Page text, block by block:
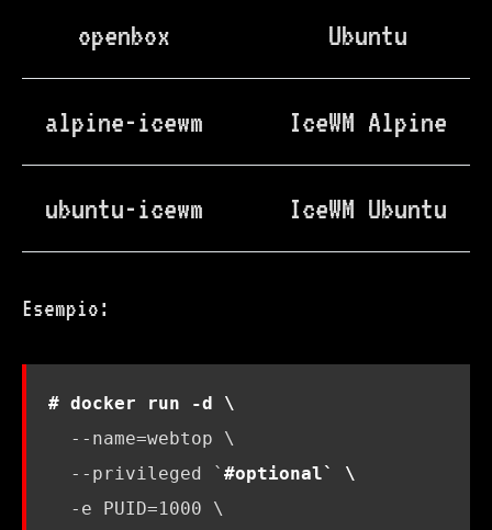
openbox
Ubuntu
alpine-icewm IceWM Alpine
ubuntu-icewm IceWM Ubuntu
Esempio:
# docker run -d \
  --name
=webtop
  --privileged
` #optional` \
  -e
PUID=1000